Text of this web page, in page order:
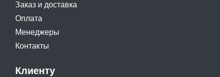
Заказ и доставка
Оплата
Менеджеры
Контакты
Клиенту